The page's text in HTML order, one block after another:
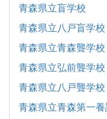
青森県立盲学校
青森県立八戸盲学校
青森県立青森聾学校
青森県立弘前聾学校
青森県立八戸聾学校
青森県立青森第一